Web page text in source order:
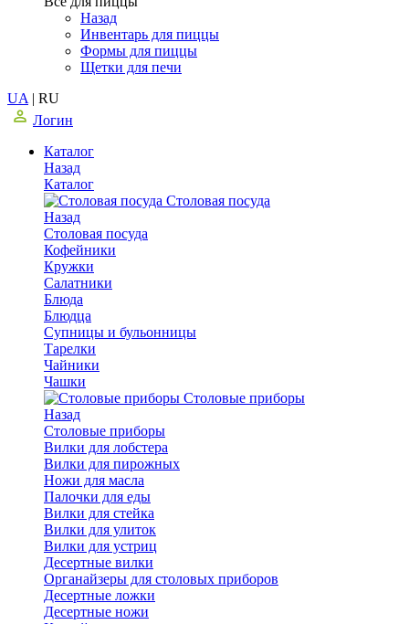
Назад
Инвентарь для пиццы
Формы для пиццы
Щетки для печи
UA | RU
Логин
Каталог
Назад
Каталог
Столовая посуда
Назад
Столовая посуда
Кофейники
Кружки
Салатники
Блюда
Блюдца
Супницы и бульонницы
Тарелки
Чайники
Чашки
Cтоловые приборы
Назад
Cтоловые приборы
Вилки для лобстера
Вилки для пирожных
Ножи для масла
Палочки для еды
Вилки для стейка
Вилки для улиток
Вилки для устриц
Десертные вилки
Органайзеры для столовых приборов
Десертные ложки
Десертные ножи